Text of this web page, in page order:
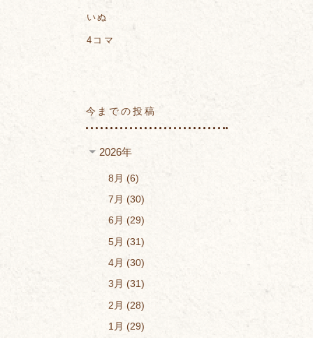
いぬ
4コマ
今までの投稿
2026年
8月
6
7月
30
6月
29
5月
31
4月
30
3月
31
2月
28
1月
29